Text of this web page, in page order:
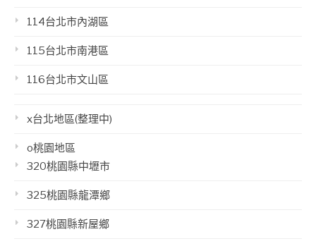
114台北市內湖區
115台北市南港區
116台北市文山區
x台北地區(整理中)
o桃園地區
320桃園縣中壢市
325桃園縣龍潭鄉
327桃園縣新屋鄉